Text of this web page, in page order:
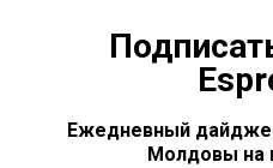
Ежедневный
Молдовы на